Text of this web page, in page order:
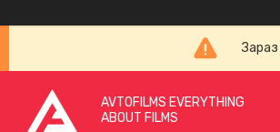
Зараз
AVTOFILMS EVERYTHING
ABOUT FILMS